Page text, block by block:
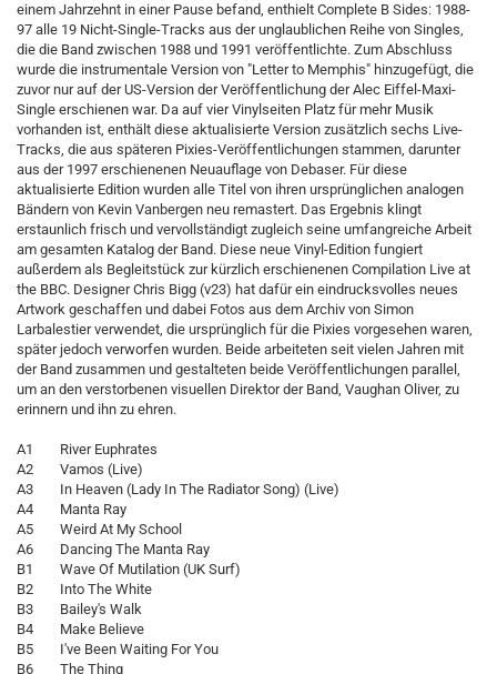
einem Jahrzehnt in einer Pause befand, enthielt Complete B Sides: 1988-
97 alle 19 Nicht-Single-Tracks aus der unglaublichen Reihe von Singles,
die die Band zwischen 1988 und 1991 veröffentlichte. Zum Abschluss
wurde die instrumentale Version von "Letter to Memphis" hinzugefügt, die
zuvor nur auf der US-Version der Veröffentlichung der Alec Eiffel-Maxi-
Single erschienen war. Da auf vier Vinylseiten Platz für mehr Musik
vorhanden ist, enthält diese aktualisierte Version zusätzlich sechs Live-
Tracks, die aus späteren Pixies-Veröffentlichungen stammen, darunter
aus der 1997 erschienenen Neuauflage von Debaser. Für diese
aktualisierte Edition wurden alle Titel von ihren ursprünglichen analogen
Bändern von Kevin Vanbergen neu remastert. Das Ergebnis klingt
erstaunlich frisch und vervollständigt zugleich seine umfangreiche Arbeit
am gesamten Katalog der Band. Diese neue Vinyl-Edition fungiert
außerdem als Begleitstück zur kürzlich erschienenen Compilation Live at
the BBC. Designer Chris Bigg (v23) hat dafür ein eindrucksvolles neues
Artwork geschaffen und dabei Fotos aus dem Archiv von Simon
Larbalestier verwendet, die ursprünglich für die Pixies vorgesehen waren,
später jedoch verworfen wurden. Beide arbeiteten seit vielen Jahren mit
der Band zusammen und gestalteten beide Veröffentlichungen parallel,
um an den verstorbenen visuellen Direktor der Band, Vaughan Oliver, zu
erinnern und ihn zu ehren.
A1 River Euphrates
A2 Vamos (Live)
A3 In Heaven (Lady In The Radiator Song) (Live)
A4 Manta Ray
A5 Weird At My School
A6 Dancing The Manta Ray
B1 Wave Of Mutilation (UK Surf)
B2 Into The White
B3 Bailey's Walk
B4 Make Believe
B5 I've Been Waiting For You
B6 The Thing